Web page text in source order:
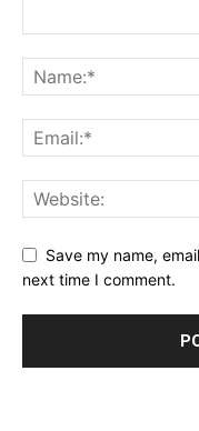
Save my name,
next time I comment.